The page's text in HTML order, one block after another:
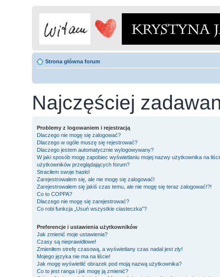
Strona główna forum
Najczęściej
Problemy z logowaniem i rejestracją
Dlaczego nie mogę się zalogować?
Dlaczego w ogóle muszę się rejestrować?
Dlaczego jestem automatycznie wylogowywany?
W jaki sposób mogę zapobiec wyświetlaniu mojej nazwy użytkownika na
użytkowników przeglądających forum?
Straciłem swoje hasło!
Zarejestrowałem się, ale nie mogę się zalogować!
Zarejestrowałem się jakiś czas temu, ale nie mogę się teraz zalogować!?!
Co to COPPA?
Dlaczego nie mogę się zarejestrować?
Co robi funkcja „Usuń wszystkie ciasteczka”?
Preferencje i ustawienia użytkowników
Jak zmienić moje ustawienia?
Czasy są nieprawidłowe!
Zmieniłem strefę czasową, a wyświetlany czas nadal jest zły!
Mojego języka nie ma na liście!
Jak mogę wyświetlić obrazek pod moją nazwą użytkownika?
Co to jest ranga i jak mogę ją zmienić?